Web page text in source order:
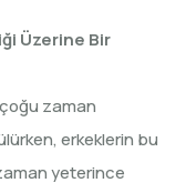
Üzerine Bir
zaman
erkeklerin bu
yeterince